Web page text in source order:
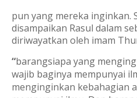
pun yang mereka inginkan.
disampaikan Rasul dalam
diriwayatkan oleh imam
“barangsiapa yang
wajib baginya mempunyai
menginginkan kebahagian